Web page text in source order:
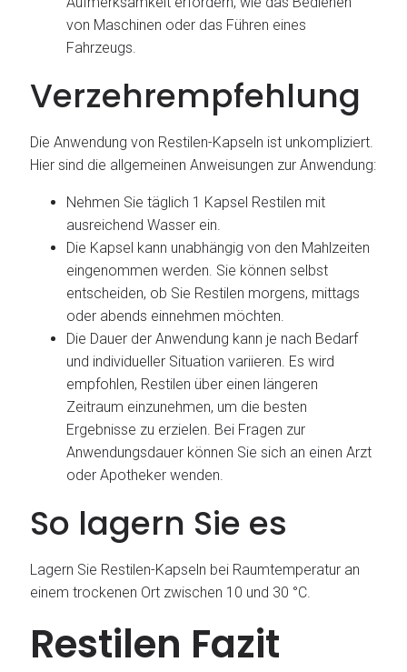
von Maschinen oder das Führen eines
Fahrzeugs.
Verzehrempfehlung
Die Anwendung von Restilen-Kapseln ist unkompliziert.
Hier sind die allgemeinen Anweisungen zur Anwendung:
Nehmen Sie täglich 1 Kapsel Restilen mit
ausreichend Wasser ein.
Die Kapsel kann unabhängig von den Mahlzeiten
eingenommen werden. Sie können selbst
entscheiden, ob Sie Restilen morgens, mittags
oder abends einnehmen möchten.
Die Dauer der Anwendung kann je nach Bedarf
und individueller Situation variieren. Es wird
empfohlen, Restilen über einen längeren
Zeitraum einzunehmen, um die besten
Ergebnisse zu erzielen. Bei Fragen zur
Anwendungsdauer können Sie sich an einen Arzt
oder Apotheker wenden.
So lagern Sie es
Lagern Sie Restilen-Kapseln bei Raumtemperatur an
einem trockenen Ort zwischen 10 und 30 °C.
Restilen Fazit